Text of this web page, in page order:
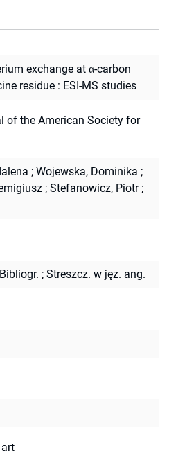
exchange at α-carbon
residue : ESI-MS studies
of the American Society for
; Wojewska, Dominika ;
; Stefanowicz, Piotr;
Bibliogr. ; Streszcz. w jęz. ang.
art